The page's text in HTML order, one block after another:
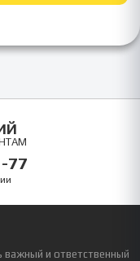
77
и ответственный